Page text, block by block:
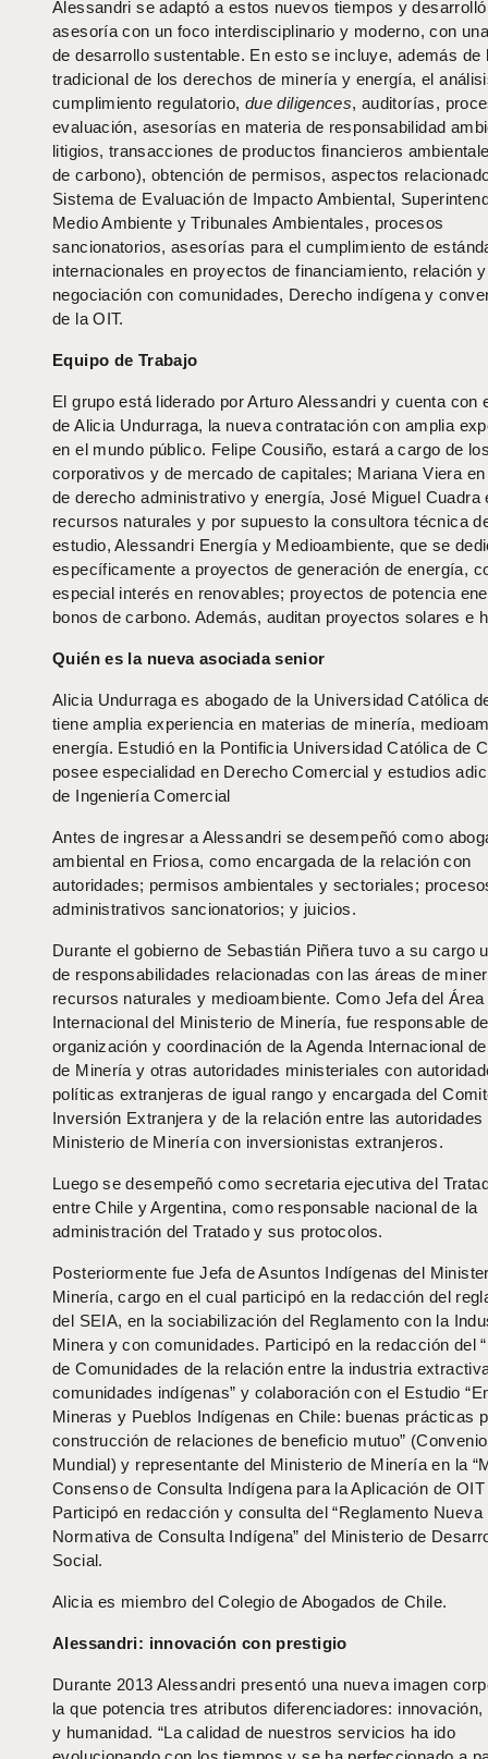
Alessandri se adaptó a estos nuevos tiempos y
asesoría con un foco interdisciplinario y moderno, con
de desarrollo sustentable. En esto se incluye, además de
tradicional de los derechos de minería y energía, el
cumplimiento regulatorio, due diligences, auditorías,
evaluación, asesorías en materia de responsabilidad
litigios, transacciones de productos financieros
de carbono), obtención de permisos, aspectos
Sistema de Evaluación de Impacto Ambiental,
Medio Ambiente y Tribunales Ambientales, procesos
sancionatorios, asesorías para el cumplimiento de
internacionales en proyectos de financiamiento, relación y
negociación con comunidades, Derecho indígena y
de la OIT.
Equipo de Trabajo
El grupo está liderado por Arturo Alessandri y cuenta con
de Alicia Undurraga, la nueva contratación con amplia
en el mundo público. Felipe Cousiño, estará a cargo de
corporativos y de mercado de capitales; Mariana Viera
de derecho administrativo y energía, José Miguel Cuadra
recursos naturales y por supuesto la consultora técnica
estudio, Alessandri Energía y Medioambiente, que se
específicamente a proyectos de generación de energía,
especial interés en renovables; proyectos de potencia
bonos de carbono. Además, auditan proyectos solares e
Quién es la nueva asociada senior
Alicia Undurraga es abogado de la Universidad Católica
tiene amplia experiencia en materias de minería,
energía. Estudió en la Pontificia Universidad Católica de
posee especialidad en Derecho Comercial y estudios
de Ingeniería Comercial
Antes de ingresar a Alessandri se desempeñó como
ambiental en Friosa, como encargada de la relación con
autoridades; permisos ambientales y sectoriales;
administrativos sancionatorios; y juicios.
Durante el gobierno de Sebastián Piñera tuvo a su cargo
de responsabilidades relacionadas con las áreas de
recursos naturales y medioambiente. Como Jefa del Área
Internacional del Ministerio de Minería, fue responsable
organización y coordinación de la Agenda Internacional
de Minería y otras autoridades ministeriales con
políticas extranjeras de igual rango y encargada del
Inversión Extranjera y de la relación entre las autoridades
Ministerio de Minería con inversionistas extranjeros.
Luego se desempeñó como secretaria ejecutiva del
entre Chile y Argentina, como responsable nacional de la
administración del Tratado y sus protocolos.
Posteriormente fue Jefa de Asuntos Indígenas del
Minería, cargo en el cual participó en la redacción del
del SEIA, en la sociabilización del Reglamento con la
Minera y con comunidades. Participó en la redacción del
de Comunidades de la relación entre la industria
comunidades indígenas” y colaboración con el Estudio
Mineras y Pueblos Indígenas en Chile: buenas prácticas
construcción de relaciones de beneficio mutuo”
Mundial) y representante del Ministerio de Minería en la
Consenso de Consulta Indígena para la Aplicación de OIT
Participó en redacción y consulta del “Reglamento Nueva
Normativa de Consulta Indígena” del Ministerio de
Social.
Alicia es miembro del Colegio de Abogados de Chile.
Alessandri: innovación con prestigio
Durante 2013 Alessandri presentó una nueva imagen
la que potencia tres atributos diferenciadores: innovación,
y humanidad. “La calidad de nuestros servicios ha ido